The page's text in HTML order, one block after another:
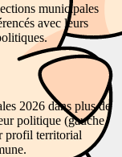
municipales
avec leurs
2026 dans plus de
politique (gauche,
profil territorial